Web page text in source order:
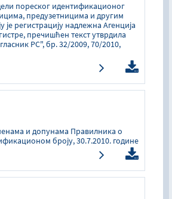
пореског идентификационог
предузетницима и другим
је регистрацију надлежна Агенција
пречишћен текст утврдила
РС", бр. 32/2009, 70/2010,
и допунама Правилника о
броју, 30.7.2010. године